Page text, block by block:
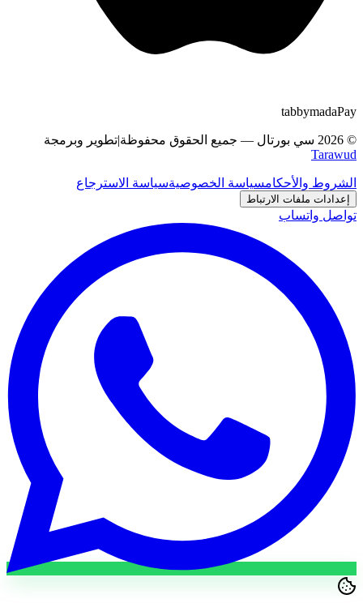
Pay
mada
tabby
©
2026 سي بورتال — جميع الحقوق محفوظة|تطوير وبرمجة
Tarawud
الشروط والأحكامسياسة الخصوصيةسياسة الاسترجاع
إعدادات ملفات الارتباط
تواصل واتساب